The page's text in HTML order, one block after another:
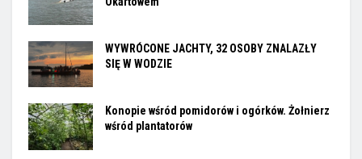
WYWRÓCONE JACHTY, 32 OSOBY ZNALAZŁY
SIĘ W WODZIE
Konopie wśród pomidorów i ogórków. Żołnierz
wśród plantatorów